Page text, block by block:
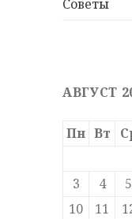
Советы
АВГУСТ
Пн Вт
3
4 5
10
11